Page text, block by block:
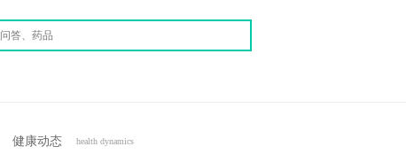
健康动态 health dynamics